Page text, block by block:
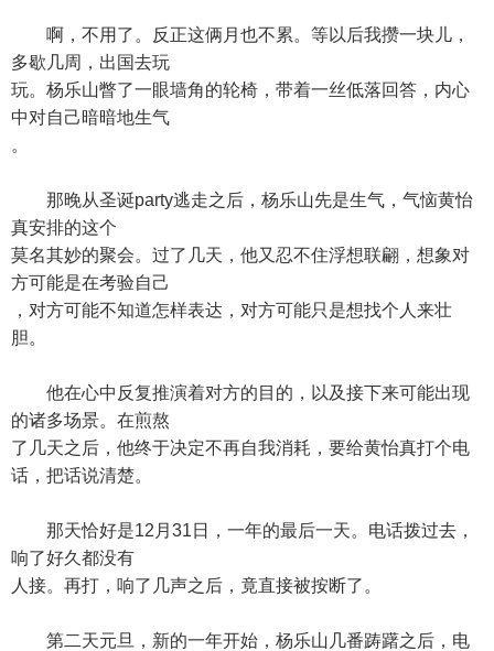
啊，不用了。反正这俩月也不累。等以后我攒一块儿，
多歇几周，出国去玩
玩。杨乐山瞥了一眼墙角的轮椅，带着一丝低落回答，内心
中对自己暗暗地生气
。
那晚从圣诞party逃走之后，杨乐山先是生气，气恼黄怡
真安排的这个
莫名其妙的聚会。过了几天，他又忍不住浮想联翩，想象对
方可能是在考验自己
，对方可能不知道怎样表达，对方可能只是想找个人来壮
胆。
他在心中反复推演着对方的目的，以及接下来可能出现
的诸多场景。在煎熬
了几天之后，他终于决定不再自我消耗，要给黄怡真打个电
话，把话说清楚。
那天恰好是12月31日，一年的最后一天。电话拨过去，
响了好久都没有
人接。再打，响了几声之后，竟直接被按断了。
第二天元旦，新的一年开始，杨乐山几番踌躇之后，电